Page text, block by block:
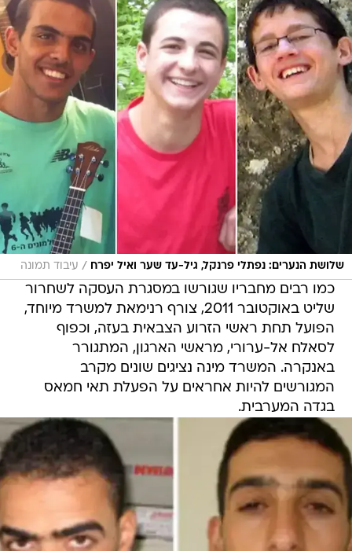
שלושת הנערים: נפתלי פרנקל, גיל-עד שער ואיל יפרח / עיבוד תמונה
כמו רבים מחבריו שגורשו במסגרת העסקה לשחרור
שליט באוקטובר 2011, צורף רנימאת למשרד מיוחד,
הפועל תחת ראשי הזרוע הצבאית בעזה, וכפוף
לסאלח אל-ערורי, מראשי הארגון, המתגורר
באנקרה. המשרד מינה נציגים שונים מקרב
המגורשים להיות אחראים על הפעלת תאי חמאס
בגדה המערבית.